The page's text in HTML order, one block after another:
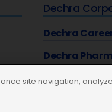
Dechra
Dechra
Dechra
site navigation,